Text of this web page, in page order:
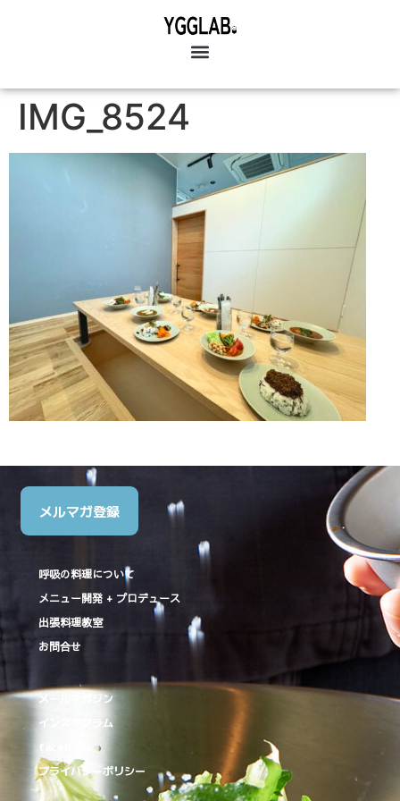
IMG_8524
メルマガ登録
呼吸の料理について
メニュー開発 + プロデュース
出張料理教室
お問合せ
メールマガジン
インスタグラム
facebook
プライバシーポリシー